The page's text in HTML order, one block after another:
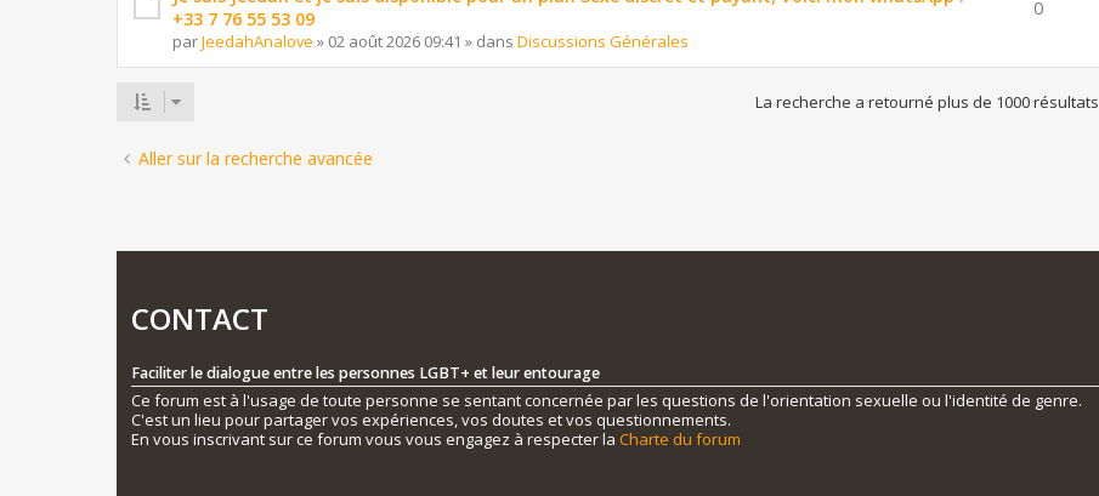
+33 7 76 55 53 09
parJeedahAnalove » 02 août 2026 09:41 » dans Discussions Générales
0
La recherche a retourné plus de 1000 résultats
Aller sur la recherche avancée
CONTACT
Faciliter le dialogue entre les personnes LGBT+ et leur entourage
Ce forum est à l'usage de toute personne se sentant concernée par les questions de l'orientation sexuelle ou l'identité de genre.
C'est un lieu pour partager vos expériences, vos doutes et vos questionnements.
En vous inscrivant sur ce forum vous vous engagez à respecter la Charte du forum